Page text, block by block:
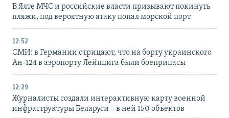
В Ялте МЧС и российские власти призывают покинуть
пляжи, под вероятную атаку попал морской порт
12:52
СМИ: в Германии отрицают, что на борту украинского
Ан-124 в аэропорту Лейпцига были боеприпасы
12:29
Журналисты создали интерактивную карту военной
инфраструктуры Беларуси – в ней 150 объектов